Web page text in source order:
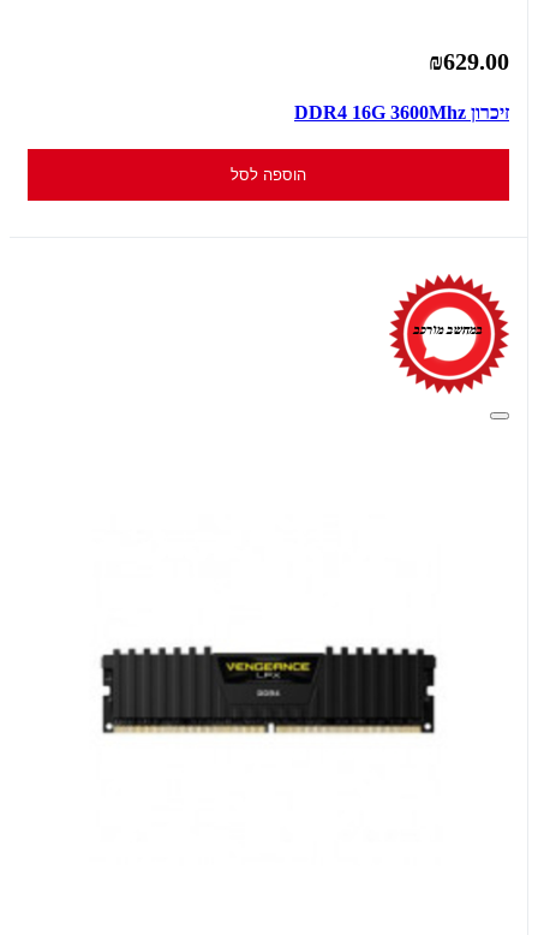
₪629.00
זיכרון DDR4 16G 3600Mhz
הוספה לסל